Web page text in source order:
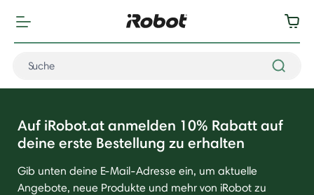
Auf iRobot.at anmelden 10% Rabatt auf
deine erste Bestellung zu erhalten
Gib unten deine E-Mail-Adresse ein, um aktuelle
Angebote, neue Produkte und mehr von iRobot zu